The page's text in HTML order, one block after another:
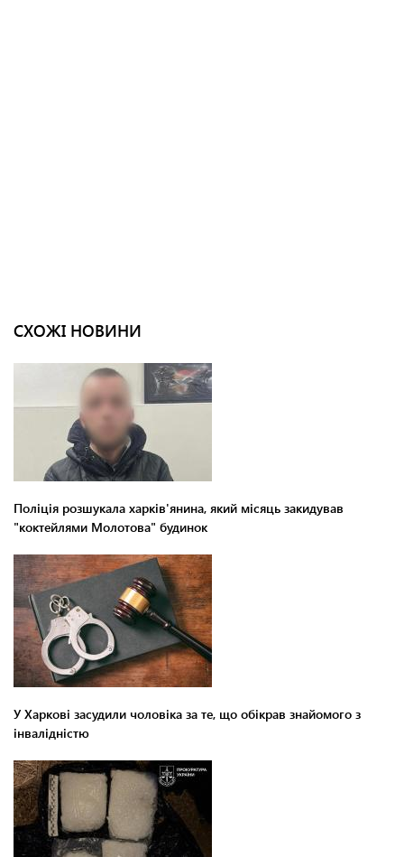
СХОЖІ НОВИНИ
Поліція розшукала харків'янина, який місяць закидував
"коктейлями Молотова" будинок
У Харкові засудили чоловіка за те, що обікрав знайомого з
інвалідністю